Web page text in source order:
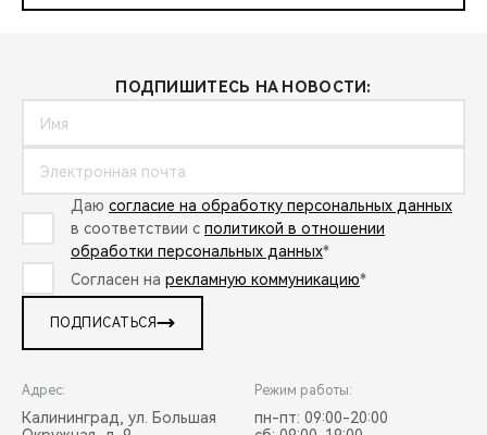
ПОДПИШИТЕСЬ НА НОВОСТИ:
Даю согласие на обработку персональных данных
в соответствии с политикой в отношении
обработки персональных данных*
Согласен на рекламную коммуникацию*
ПОДПИСАТЬСЯ
Адрес:
Калининград, ул. Большая
Режим работы:
пн-пт: 09:00-20:00